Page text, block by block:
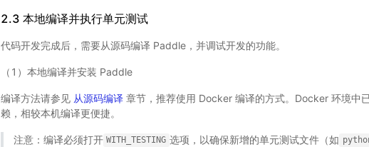
2.3 本地编译并执行单元测试
代码开发完成后，需要从源码编译 Paddle，并调试开发的功能。
（1）本地编译并安装 Paddle
编译方法请参见 从源码编译 章节，推荐使用 Docker 编译的方式。Docker 环境中
赖，相较本机编译更便捷。
注意：编译必须打开 WITH_TESTING 选项，以确保新增的单元测试文件（如